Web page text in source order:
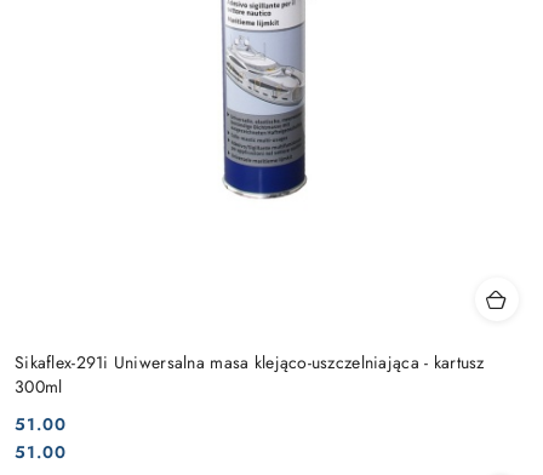
Sikaflex-291i Uniwersalna masa klejąco-uszczelniająca - kartusz
300ml
Cena:
51.00
Cena:
51.00